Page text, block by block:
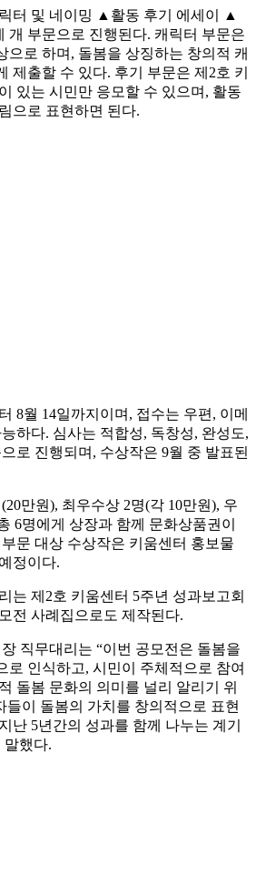
터 및 네이밍 ▲활동 후기 에세이 ▲
개 부문으로 진행된다. 캐릭터 부문은
으로 하며, 돌봄을 상징하는 창의적 캐
제출할 수 있다. 후기 부문은 제2호 키
있는 시민만 응모할 수 있으며, 활동
으로 표현하면 된다.
8월 14일까지이며, 접수는 우편, 이메
하다. 심사는 적합성, 독창성, 완성도,
로 진행되며, 수상작은 9월 중 발표된
만원), 최우수상 2명(각 10만원), 우
6명에게 상장과 함께 문화상품권이
문 대상 수상작은 키움센터 홍보물
정이다.
는 제2호 키움센터 5주년 성과보고회
전 사례집으로도 제작된다.
직무대리는 “이번 공모전은 돌봄을
로 인식하고, 시민이 주체적으로 참여
돌봄 문화의 의미를 널리 알리기 위
들이 돌봄의 가치를 창의적으로 표현
난 5년간의 성과를 함께 나누는 계기
말했다.